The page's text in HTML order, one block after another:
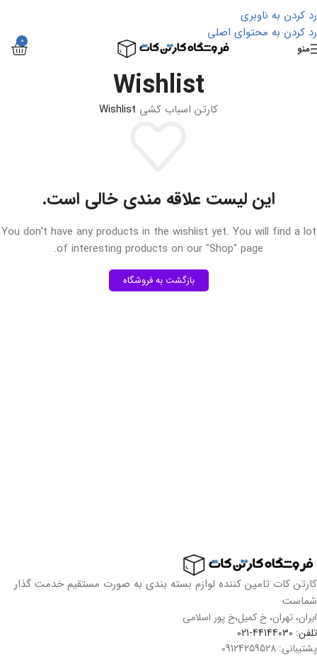
رد کردن به ناوبری
رد کردن به محتوای اصلی
منو
0
Wishlist
کارتن اسباب کشی Wishlist
این لیست علاقه مندی خالی است.
You don't have any products in the wishlist yet. You will find a lot
of interesting products on our "Shop" page.
بازگشت به فروشگاه
کارتن کات تامین کننده لوازم بسته بندی به صورت مستقیم خدمت گذار
شماست
ایران، تهران، خ کمیل،خ پور اسلامی
تلفن: 44144030-021
پشتیبانی: 09124259528